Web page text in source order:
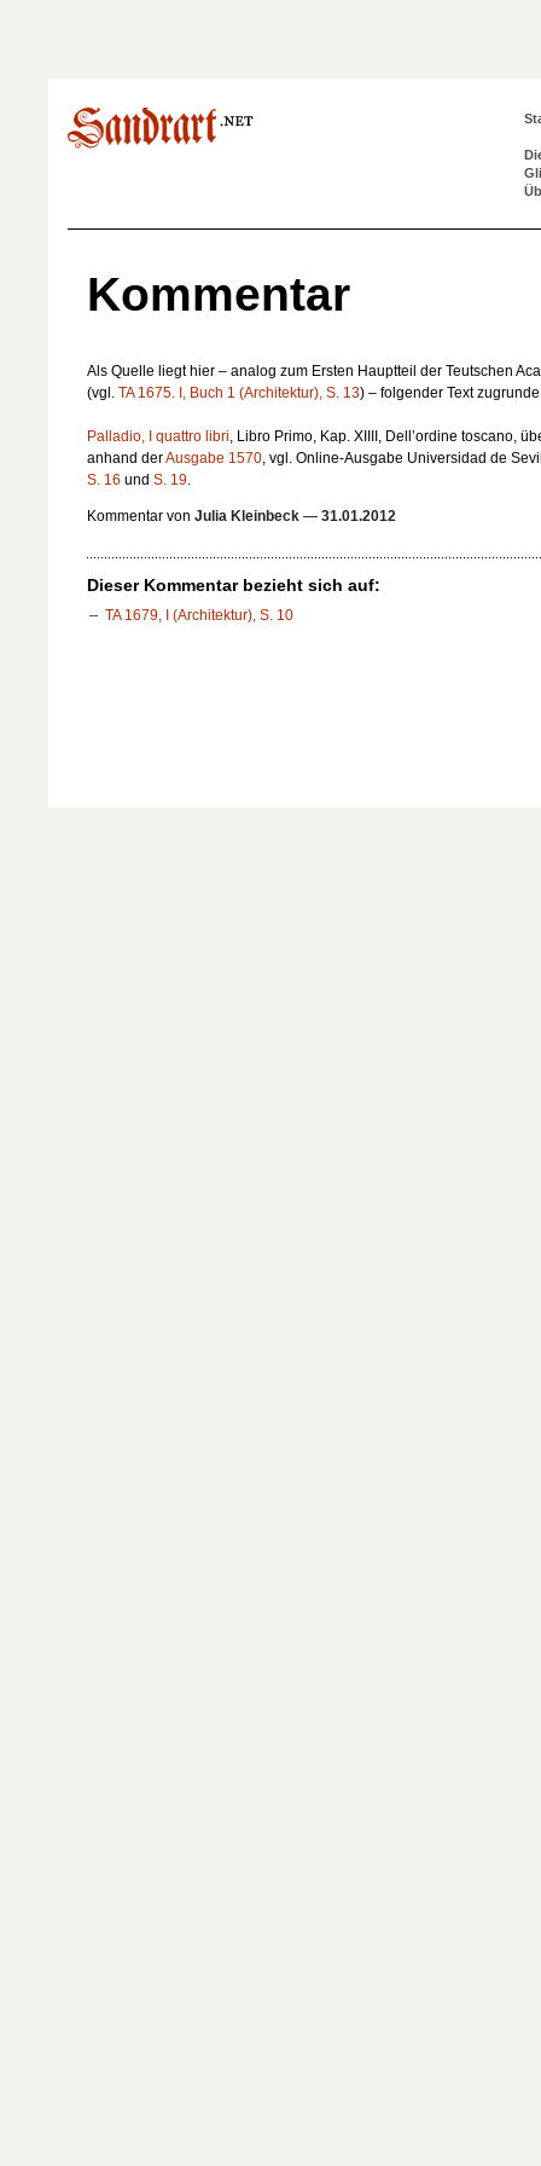
Kommentar
Als Quelle liegt hier – analog zum Ersten Hauptteil der Teutschen
(vgl. TA 1675. I, Buch 1 (Architektur), S. 13) – folgender Text
Palladio, I quattro libri, Libro Primo, Kap. XIIII, Dell’ordine toscano,
anhand derAusgabe 1570, vgl. Online-Ausgabe Universidad de
S. 16 und S. 19.
Kommentar von Julia Kleinbeck — 31.01.2012
Dieser Kommentar bezieht sich auf:
TA 1679, I (Architektur), S. 10